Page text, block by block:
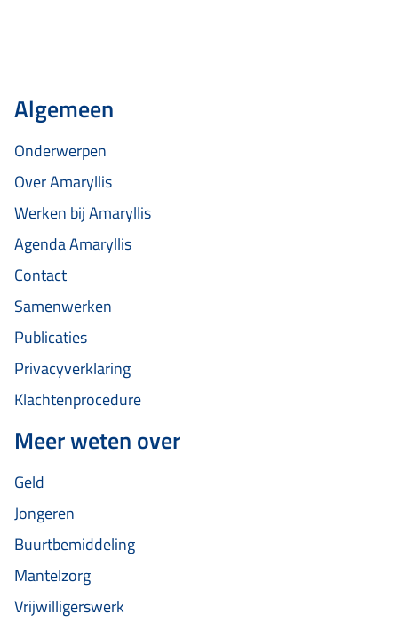
Algemeen
Onderwerpen
Over Amaryllis
Werken bij Amaryllis
Agenda Amaryllis
Contact
Samenwerken
Publicaties
Privacyverklaring
Klachtenprocedure
Meer weten over
Geld
Jongeren
Buurtbemiddeling
Mantelzorg
Vrijwilligerswerk